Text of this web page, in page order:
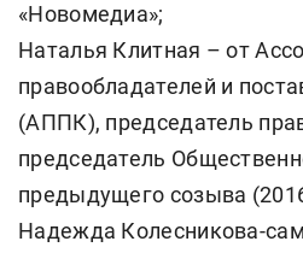
«Новомедиа»;
Наталья Клитная – от
правообладателей и
(АППК), председатель
председатель
предыдущего созыва
Надежда Колесникова-